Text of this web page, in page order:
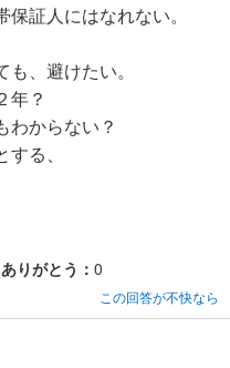
証人にはなれない。
、避けたい。
年？
わからない？
る、
ありがとう： 0
この回答が不快なら